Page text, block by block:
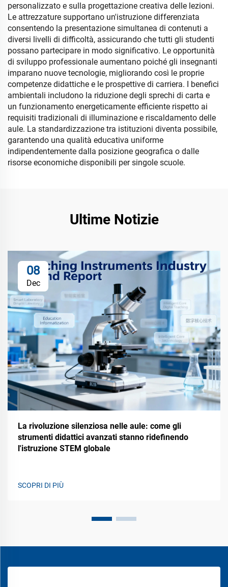
personalizzato e sulla progettazione creativa delle lezioni.
Le attrezzature supportano un'istruzione differenziata
consentendo la presentazione simultanea di contenuti a
diversi livelli di difficoltà, assicurando che tutti gli studenti
possano partecipare in modo significativo. Le opportunità
di sviluppo professionale aumentano poiché gli insegnanti
imparano nuove tecnologie, migliorando così le proprie
competenze didattiche e le prospettive di carriera. I benefici
ambientali includono la riduzione degli sprechi di carta e
un funzionamento energeticamente efficiente rispetto ai
requisiti tradizionali di illuminazione e riscaldamento delle
aule. La standardizzazione tra istituzioni diventa possibile,
garantendo una qualità educativa uniforme
indipendentemente dalla posizione geografica o dalle
risorse economiche disponibili per singole scuole.
Ultime Notizie
08
Dec
La rivoluzione silenziosa nelle aule: come gli
strumenti didattici avanzati stanno ridefinendo
l'istruzione STEM globale
SCOPRI DI PIÙ